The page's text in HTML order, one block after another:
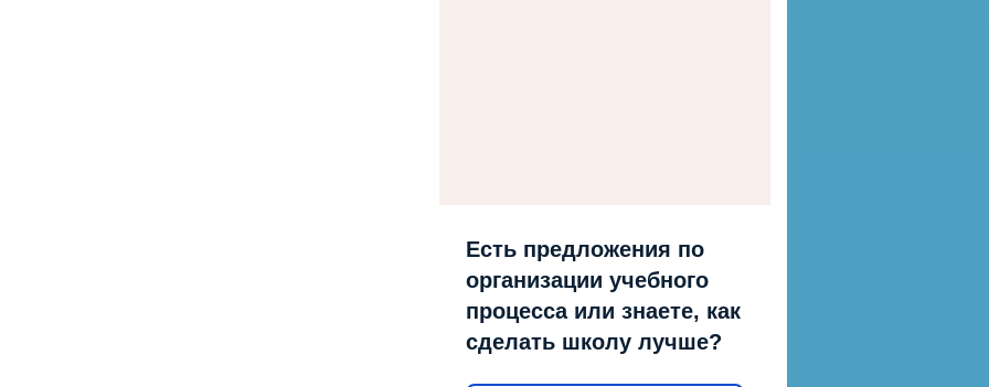
Есть предложения по
организации учебного
процесса или знаете, как
сделать школу лучше?